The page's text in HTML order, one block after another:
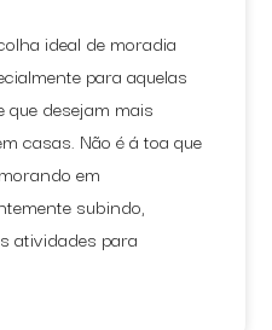
ideal de moradia
para aquelas
que desejam mais
casas. Não é á toa que
em
subindo,
atividades para